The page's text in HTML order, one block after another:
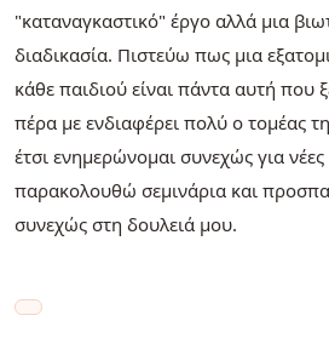
"καταναγκαστικό" έργο αλλά μια
διαδικασία. Πιστεύω πως μια
κάθε παιδιού είναι πάντα αυτή που
πέρα με ενδιαφέρει πολύ ο τομέας
έτσι ενημερώνομαι συνεχώς για
παρακολουθώ σεμινάρια και
συνεχώς στη δουλειά μου.